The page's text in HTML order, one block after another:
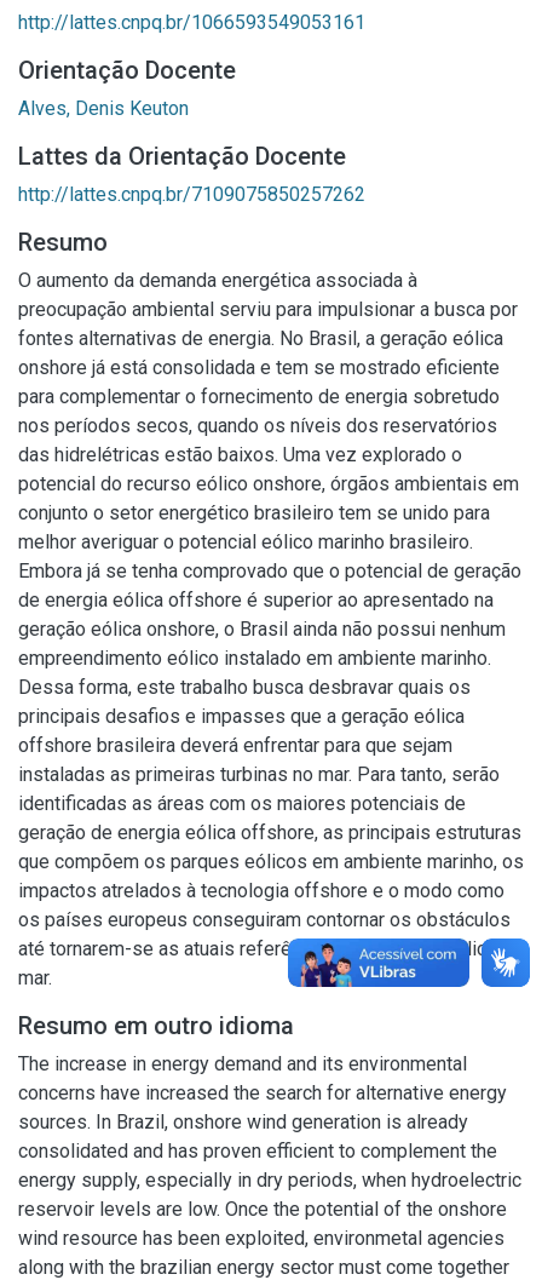
http://lattes.cnpq.br/1066593549053161
Orientação Docente
Alves, Denis Keuton
Lattes da Orientação Docente
http://lattes.cnpq.br/7109075850257262
Resumo
O aumento da demanda energética associada à
preocupação ambiental serviu para impulsionar a busca por
fontes alternativas de energia. No Brasil, a geração eólica
onshore já está consolidada e tem se mostrado eficiente
para complementar o fornecimento de energia sobretudo
nos períodos secos, quando os níveis dos reservatórios
das hidrelétricas estão baixos. Uma vez explorado o
potencial do recurso eólico onshore, órgãos ambientais em
conjunto o setor energético brasileiro tem se unido para
melhor averiguar o potencial eólico marinho brasileiro.
Embora já se tenha comprovado que o potencial de geração
de energia eólica offshore é superior ao apresentado na
geração eólica onshore, o Brasil ainda não possui nenhum
empreendimento eólico instalado em ambiente marinho.
Dessa forma, este trabalho busca desbravar quais os
principais desafios e impasses que a geração eólica
offshore brasileira deverá enfrentar para que sejam
instaladas as primeiras turbinas no mar. Para tanto, serão
identificadas as áreas com os maiores potenciais de
geração de energia eólica offshore, as principais estruturas
que compõem os parques eólicos em ambiente marinho, os
impactos atrelados à tecnologia offshore e o modo como
os países europeus conseguiram contornar os obstáculos
até tornarem-se as atuais referências em geração eólica no
mar.
Resumo em outro idioma
The increase in energy demand and its environmental
concerns have increased the search for alternative energy
sources. In Brazil, onshore wind generation is already
consolidated and has proven efficient to complement the
energy supply, especially in dry periods, when hydroelectric
reservoir levels are low. Once the potential of the onshore
wind resource has been exploited, environmetal agencies
along with the brazilian energy sector must come together